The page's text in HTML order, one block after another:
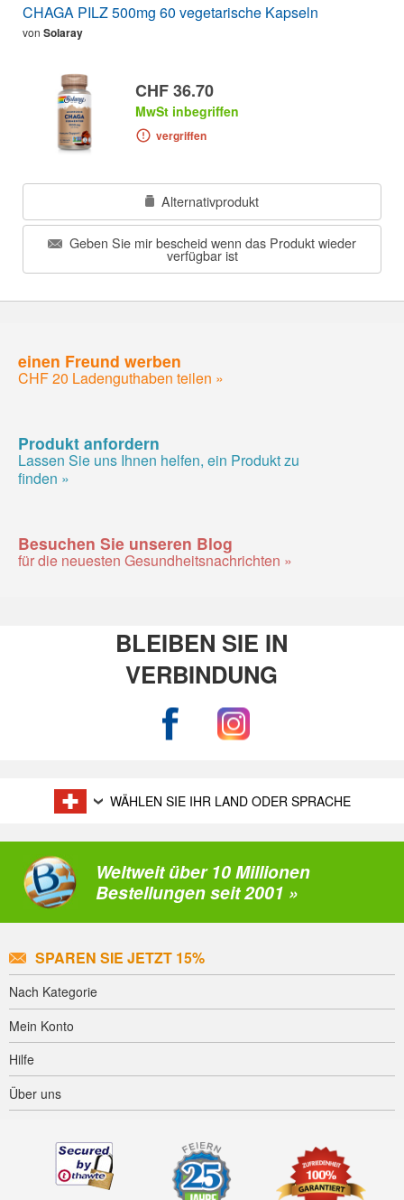
CHAGA PILZ 500mg 60 vegetarische Kapseln
von Solaray
CHF 36.70
MwSt inbegriffen
vergriffen
Alternativprodukt
Geben Sie mir bescheid wenn das Produkt wieder
verfügbar ist
einen Freund werben
CHF 20 Ladenguthaben teilen »
Produkt anfordern
Lassen Sie uns Ihnen helfen, ein Produkt zu
finden »
Besuchen Sie unseren Blog
für die neuesten Gesundheitsnachrichten »
BLEIBEN SIE IN
VERBINDUNG
WÄHLEN SIE IHR LAND ODER SPRACHE
Weltweit über 10 Millionen
Bestellungen seit 2001 »
SPAREN SIE JETZT 15%
Nach Kategorie
Mein Konto
Hilfe
Über uns